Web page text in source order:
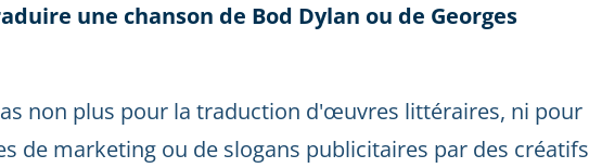
une chanson de Bod Dylan ou de Georges
non plus pour la traduction d'œuvres littéraires, ni pour
de marketing ou de slogans publicitaires par des créatifs